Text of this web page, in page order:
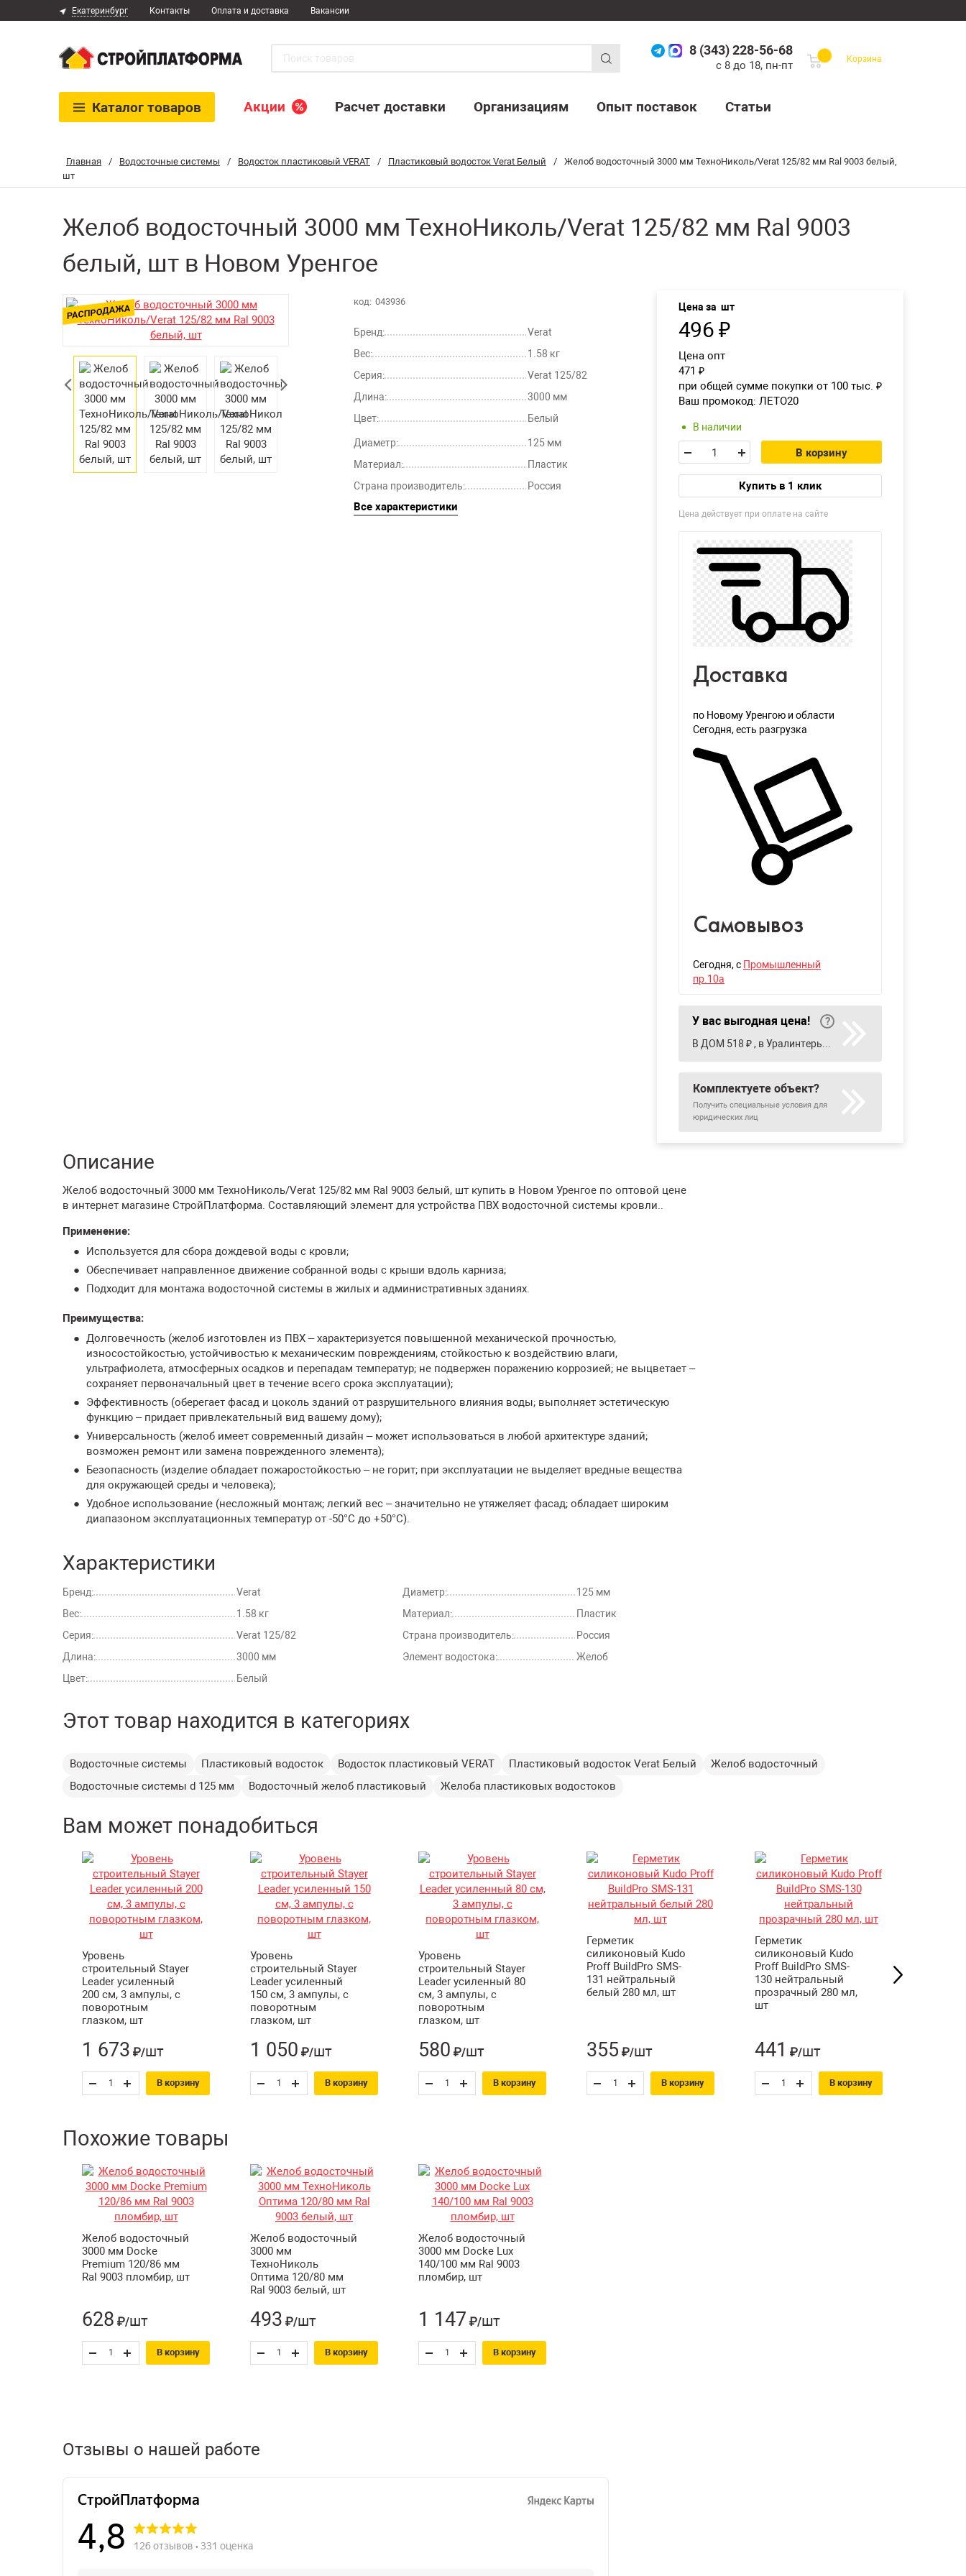
Главная / Водосточные системы / Водосток пластиковый VERAT / Пластиковый водосток Verat Белый /
Желоб водосточный 3000 мм ТехноНиколь/Verat 125/82 мм Ral 9003 белый,
шт
Желоб водосточный 3000 мм ТехноНиколь/Verat 125/82 мм Ral 9003
белый, шт в Новом Уренгое
код: 043936
Бренд:
Verat
Вес:
1.58 кг
Серия:
Verat 125/82
Длина:
3000 мм
Цвет:
Белый
Диаметр:
125 мм
Материал:
Пластик
Страна производитель:
Россия
Все характеристики
Цена за шт
496 ₽
Цена опт
471 ₽
при общей сумме покупки от 100 тыс. ₽
Ваш промокод: ЛЕТО20
В наличии
В корзину
Купить в 1 клик
Цена действует при оплате на сайте
Доставка
по Новому Уренгою и области
Сегодня, есть разгрузка
Самовывоз
Сегодня, с Промышленный
пр.10а
У вас выгодная цена!
Комплектуете объект?
Получить специальные условия для
юридических лиц
Описание
Желоб водосточный 3000 мм ТехноНиколь/Verat 125/82 мм Ral 9003 белый, шт купить в Новом Уренгое по оптовой цене
в интернет магазине СтройПлатформа. Составляющий элемент для устройства ПВХ водосточной системы кровли..
Применение:
Используется для сбора дождевой воды с кровли;
Обеспечивает направленное движение собранной воды с крыши вдоль карниза;
Подходит для монтажа водосточной системы в жилых и административных зданиях.
Преимущества:
Долговечность (желоб изготовлен из ПВХ – характеризуется повышенной механической прочностью,
износостойкостью, устойчивостью к механическим повреждениям, стойкостью к воздействию влаги,
ультрафиолета, атмосферных осадков и перепадам температур; не подвержен поражению коррозией; не выцветает –
сохраняет первоначальный цвет в течение всего срока эксплуатации);
Эффективность (оберегает фасад и цоколь зданий от разрушительного влияния воды; выполняет эстетическую
функцию – придает привлекательный вид вашему дому);
Универсальность (желоб имеет современный дизайн – может использоваться в любой архитектуре зданий;
возможен ремонт или замена поврежденного элемента);
Безопасность (изделие обладает пожаростойкостью – не горит; при эксплуатации не выделяет вредные вещества
для окружающей среды и человека);
Удобное использование (несложный монтаж; легкий вес – значительно не утяжеляет фасад; обладает широким
диапазоном эксплуатационных температур от -50°С до +50°С).
Характеристики
Бренд:
Verat
Вес:
1.58 кг
Серия:
Verat 125/82
Длина:
3000 мм
Цвет:
Белый
Диаметр:
125 мм
Материал:
Пластик
Страна производитель:
Россия
Элемент водостока:
Желоб
Этот товар находится в категориях
Водосточные системы Пластиковый водосток Водосток пластиковый VERAT Пластиковый водосток Verat Белый
Желоб водосточный
Водосточные системы d 125 мм
Водосточный желоб пластиковый Желоба пластиковых водостоков
Вам может понадобиться
Уровень
строительный Stayer
Leader усиленный
200 см, 3 ампулы, с
поворотным
глазком, шт
1 673 ₽/шт
В корзину
Уровень
строительный Stayer
Leader усиленный
150 см, 3 ампулы, с
поворотным
глазком, шт
1 050 ₽/шт
В корзину
Уровень
строительный Stayer
Leader усиленный 80
см, 3 ампулы, с
поворотным
глазком, шт
580 ₽/шт
В корзину
Герметик
силиконовый Kudo
Proff BuildPro SMS-
131 нейтральный
белый 280 мл, шт
355 ₽/шт
В корзину
Герметик
силиконовый Kudo
Proff BuildPro SMS-
130 нейтральный
прозрачный 280 мл,
шт
441 ₽/шт
В корзину
Похожие товары
Желоб водосточный
3000 мм Docke
Premium 120/86 мм
Ral 9003 пломбир, шт
628 ₽/шт
В корзину
Желоб водосточный
3000 мм
ТехноНиколь
Оптима 120/80 мм
Ral 9003 белый, шт
493 ₽/шт
В корзину
Желоб водосточный
3000 мм Docke Lux
140/100 мм Ral 9003
пломбир, шт
1 147 ₽/шт
В корзину
Отзывы о нашей работе
Екатеринбург Контакты Оплата и доставка Вакансии
8 (343) 228-56-68
с 8 до 18, пн-пт
Корзина
Каталог товаров Акции Расчет доставки Организациям Опыт поставок Статьи